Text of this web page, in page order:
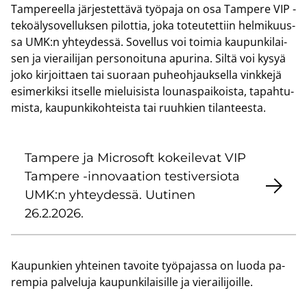
Tam­pe­reel­la jär­jes­tet­tä­vä työ­pa­ja on osa Tam­pe­re VIP -​
tekoälysovelluksen pi­lot­tia, joka to­teu­tet­tiin hel­mi­kuus­
sa UMK:n yh­tey­des­sä. So­vel­lus voi toi­mia kau­pun­ki­lai­
sen ja vie­rai­li­jan per­so­noi­tu­na apu­ri­na. Siltä voi kysyä
joko kir­joit­taen tai suo­raan pu­heoh­jauk­sel­la vink­ke­jä
esi­mer­kik­si it­sel­le mie­lui­sis­ta lou­nas­pai­kois­ta, ta­pah­tu­
mis­ta, kau­pun­ki­koh­teis­ta tai ruuh­kien ti­lan­tees­ta.
Tam­pe­re ja Mic­ro­soft ko­kei­le­vat VIP
Tam­pe­re -​​innovaation tes­ti­ver­sio­ta
UMK:n yh­tey­des­sä. Uu­ti­nen
26.2.2026.
Kau­pun­kien yh­tei­nen ta­voi­te työ­pa­jas­sa on luoda pa­
rem­pia pal­ve­lu­ja kau­pun­ki­lai­sil­le ja vie­rai­li­joil­le.